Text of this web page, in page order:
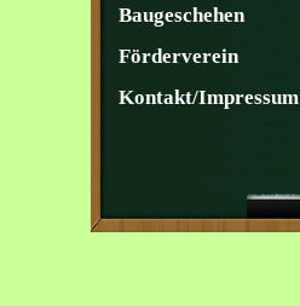
Baugeschehen
Förderverein
Kontakt/Impressum